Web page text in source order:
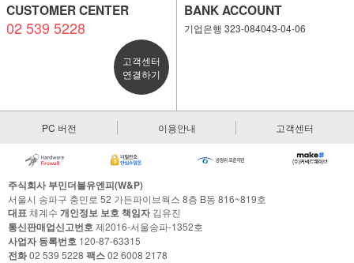
CUSTOMER CENTER
02 539 5228
고객센터
연결하기
BANK ACCOUNT
기업은행 323-084043-04-06
PC 버전 이용안내 고객센터
주식회사 부민더블유엔피(W&P)
서울시 송파구 충민로 52 가든파이브웍스 8층 B동 816~819호
대표채계수 개인정보 보호 책임자김유진
통신판매업신고번호제2016-서울송파-1352호
사업자 등록번호 120-87-63315
전화02 539 5228 팩스02 6008 2178